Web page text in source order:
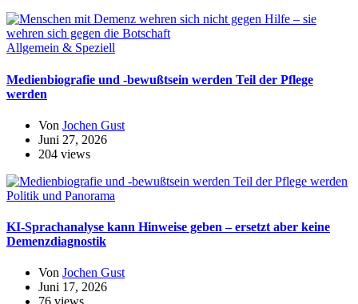
Allgemein & Speziell
Medienbiografie und -bewußtsein werden Teil der Pflege
werden
Von Jochen Gust
Juni 27, 2026
204 views
Politik und Panorama
KI-Sprachanalyse kann Hinweise geben – ersetzt aber keine
Demenzdiagnostik
Von Jochen Gust
Juni 17, 2026